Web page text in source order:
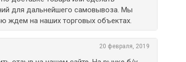
для дальнейшего самовывоза. Мы
ждем на наших торговых объектах.
20 февраля, 2019